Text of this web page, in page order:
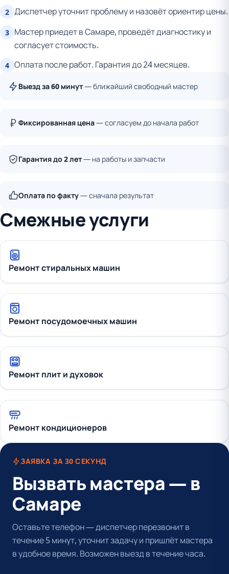
2 Диспетчер уточнит проблему и назовёт ориентир цены.
3 Мастер приедет в Самаре, проведёт диагностику и
согласует стоимость.
4 Оплата после работ. Гарантия до 24 месяцев.
Выезд за 60 минут— ближайший свободный мастер
Фиксированная цена— согласуем до начала работ
Гарантия до 2 лет— на работы и запчасти
Оплата по факту— сначала результат
Смежные услуги
Ремонт стиральных машин
Ремонт посудомоечных машин
Ремонт плит и духовок
Ремонт кондиционеров
ЗАЯВКА ЗА 30 СЕКУНД
Вызвать мастера — в
Самаре
Оставьте телефон — диспетчер перезвонит в
течение 5 минут, уточнит задачу и пришлёт мастера
в удобное время. Возможен выезд в течение часа.